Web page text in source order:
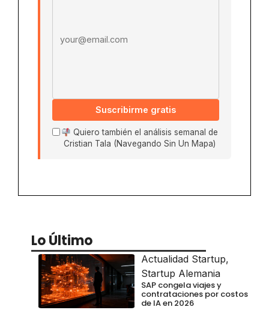
Suscribirme gratis
Quiero también el análisis semanal de
Cristian Tala (Navegando Sin Un Mapa)
Lo Último
Actualidad Startup,
Startup Alemania
SAP congela viajes y
contrataciones por costos
de IA en 2026